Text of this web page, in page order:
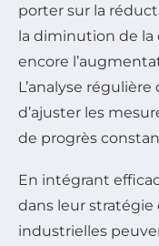
porter sur la
la diminution de la
encore
L’analyse
d’ajuster les
de progrès
En intégrant
dans leur stratégie
industrielles